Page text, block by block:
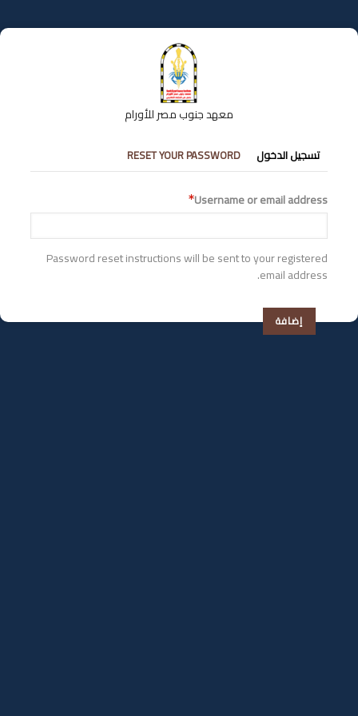
إلى
المحتوى
معهد جنوب مصر للأورام
التبويبات
الأساسية
تسجيل الدخول RESET YOUR PASSWORD
Username or email address
Password reset instructions will be sent to your registered
email address.